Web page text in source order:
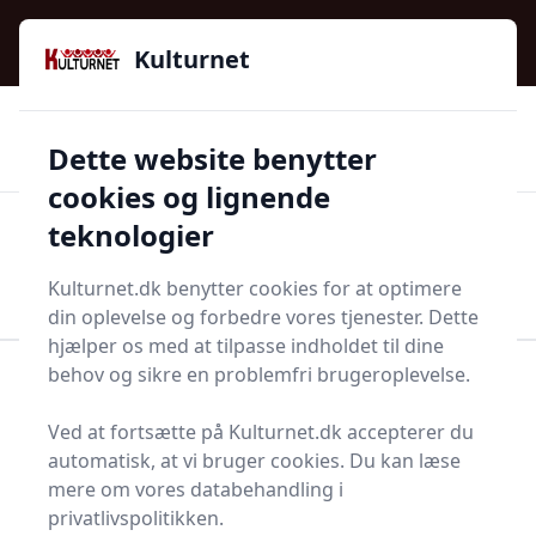
Kulturnet - Alt Det Gode I Livet | Din Kulturguide Siden
2016
97 kategorier 👍Kun godkendte butikker
Start søgning
Bolig og indretning
Terrasse og have
Bilbaner - 26 på lager
Kulturnet
Dette website benytter
cookies og lignende
teknologier
Kulturnet.dk benytter cookies for at optimere
din oplevelse og forbedre vores tjenester. Dette
hjælper os med at tilpasse indholdet til dine
behov og sikre en problemfri brugeroplevelse.
Ved at fortsætte på Kulturnet.dk accepterer du
automatisk, at vi bruger cookies. Du kan læse
mere om vores databehandling i
privatlivspolitikken.